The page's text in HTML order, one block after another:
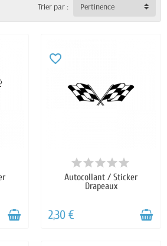
Trier par : Pertinence
favorite_border
Autocollant / Sticker
Drapeaux
2,30 €